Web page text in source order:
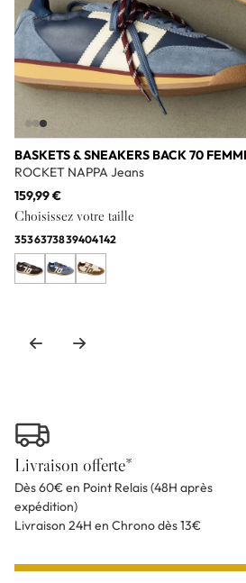
BASKETS & SNEAKERS BACK 70
ROCKET NAPPA Jeans
159,99 €
Choisissez votre taille
3536373839404142
Livraison offerte*
Dès 60€ en Point Relais (48H après
expédition)
Livraison 24H en Chrono dès 13€